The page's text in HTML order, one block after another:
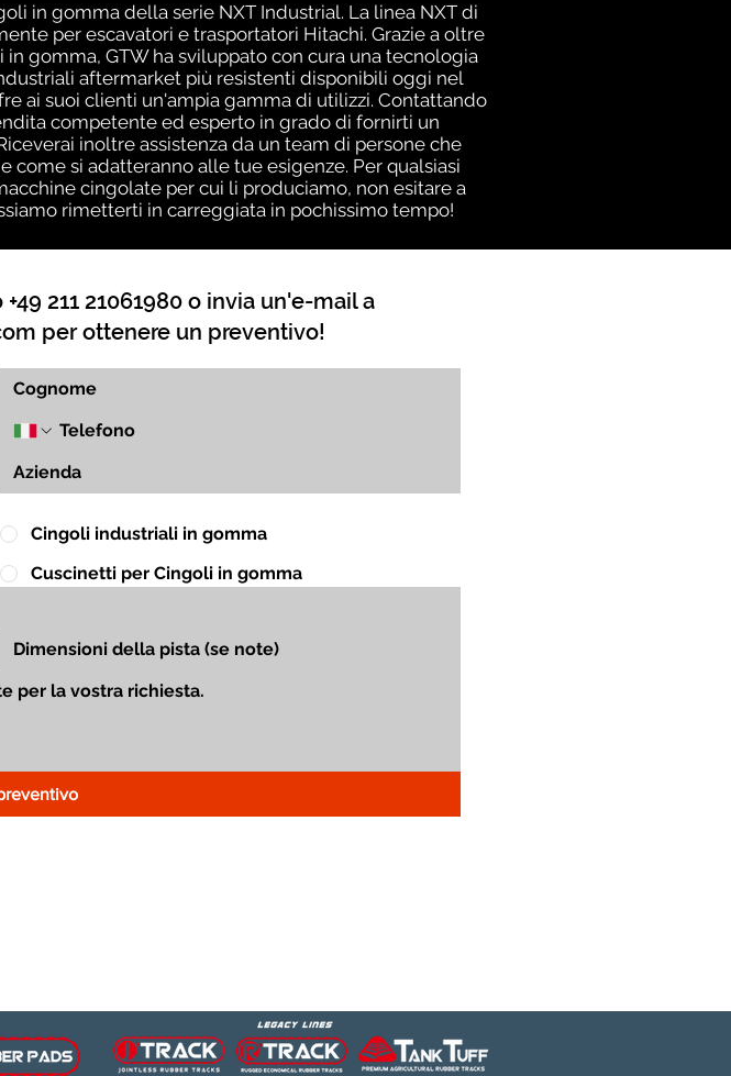
in gomma della serie NXT Industrial. La linea NXT di
per escavatori e trasportatori Hitachi. Grazie a oltre
gomma, GTW ha sviluppato con cura una tecnologia
aftermarket più resistenti disponibili oggi nel
ai suoi clienti un'ampia gamma di utilizzi. Contattando
competente ed esperto in grado di fornirti un
inoltre assistenza da un team di persone che
si adatteranno alle tue esigenze. Per qualsiasi
cingolate per cui li produciamo, non esitare a
rimetterti in carreggiata in pochissimo tempo!
211 21061980 o invia un'e-mail a
per ottenere un preventivo!
Cingoli industriali in gomma
Cuscinetti per Cingoli in gomma